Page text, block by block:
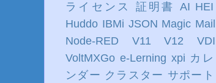
ライセンス
証明書 AI HEI
Huddo IBMi JSON Magic Mail
Node-RED
V11 V12
VDI
VoltMXGo e-Lerning xpi カレ
ンダー クラスター サポート